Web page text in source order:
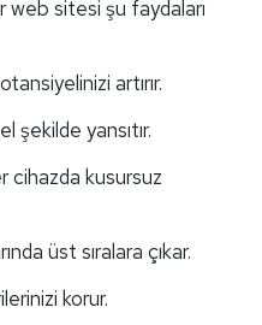
sitesi şu faydaları
artırır.
şekilde yansıtır.
cihazda kusursuz
üst sıralara çıkar.
korur.